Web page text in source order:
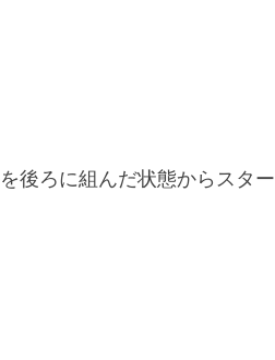
後ろに組んだ状態からスター